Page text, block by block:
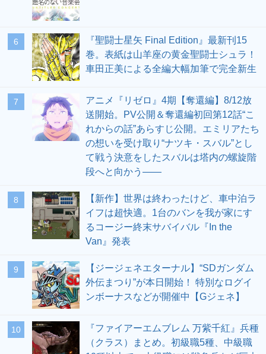
6
『聖闘士星矢 Final Edition』最新刊15
巻。表紙は山羊座の黄金聖闘士シュラ！
車田正美による全編大幅加筆で完全新生
7
アニメ『リゼロ』4期【奪還編】8/12放
送開始。PV公開＆奪還編初回第12話“こ
れからの話”あらすじ公開。エミリアたち
の想いを受け取り“ナツキ・スバル”とし
て戦う決意をしたスバルは塔内の螺旋階
段へと向かう――
8
【新作】世界は終わったけど、車中泊ラ
イフは超快適。1台のバンを我が家にす
るコージー終末サバイバル『In the
Van』発表
9
【ジージェネエターナル】“SDガンダム
外伝まつり”が本日開始！ 特別なログイ
ンボーナスなどが開催中【Gジェネ】
10
『ファイアーエムブレム 万紫千紅』兵種
（クラス）まとめ。初級職5種、中級職